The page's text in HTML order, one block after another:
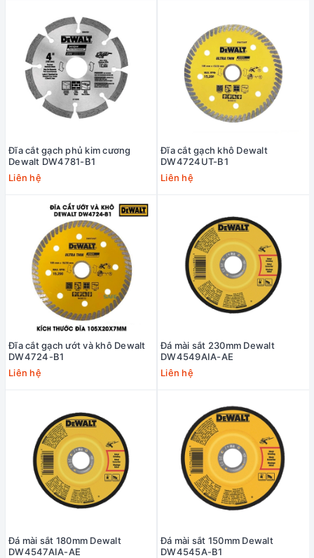
Đĩa cắt gạch phủ kim cương
Dewalt DW4781-B1
Liên hệ
Đĩa cắt gạch khô Dewalt
DW4724UT-B1
Liên hệ
Đĩa cắt gạch ướt và khô Dewalt
DW4724-B1
Liên hệ
Đá mài sắt 230mm Dewalt
DW4549AIA-AE
Liên hệ
Đá mài sắt 180mm Dewalt
DW4547AIA-AE
Đá mài sắt 150mm Dewalt
DW4545A-B1